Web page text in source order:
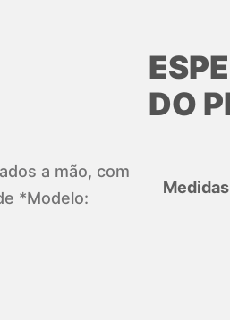
a mão, com
*Modelo:
DO
Medidas